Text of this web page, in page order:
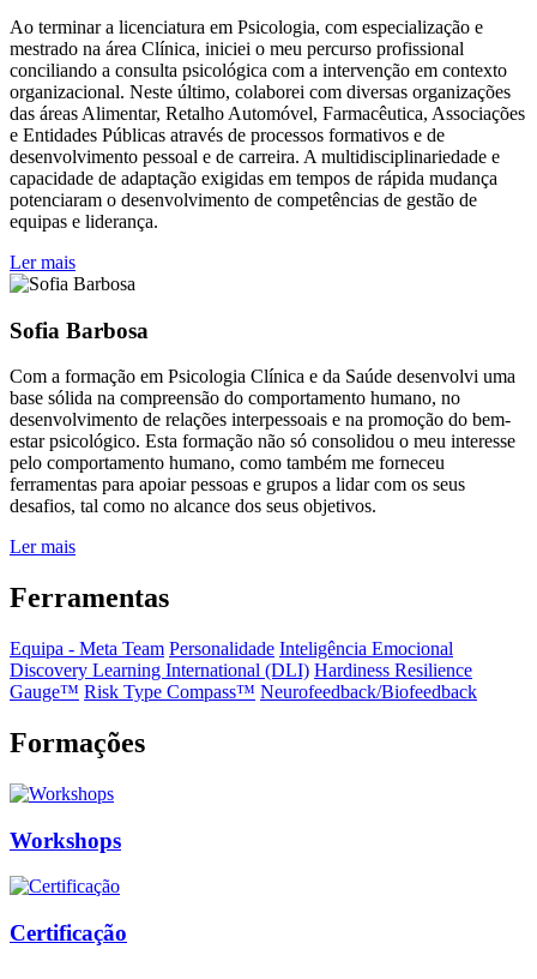
Ao terminar a licenciatura em Psicologia, com especialização e
mestrado na área Clínica, iniciei o meu percurso profissional
conciliando a consulta psicológica com a intervenção em contexto
organizacional. Neste último, colaborei com diversas organizações
das áreas Alimentar, Retalho Automóvel, Farmacêutica, Associações
e Entidades Públicas através de processos formativos e de
desenvolvimento pessoal e de carreira. A multidisciplinariedade e
capacidade de adaptação exigidas em tempos de rápida mudança
potenciaram o desenvolvimento de competências de gestão de
equipas e liderança.
Ler mais
Sofia Barbosa
Com a formação em Psicologia Clínica e da Saúde desenvolvi uma
base sólida na compreensão do comportamento humano, no
desenvolvimento de relações interpessoais e na promoção do bem-
estar psicológico. Esta formação não só consolidou o meu interesse
pelo comportamento humano, como também me forneceu
ferramentas para apoiar pessoas e grupos a lidar com os seus
desafios, tal como no alcance dos seus objetivos.
Ler mais
Ferramentas
Equipa - Meta Team Personalidade Inteligência Emocional
Discovery Learning International (DLI) Hardiness Resilience
Gauge™️ Risk Type Compass™️ Neurofeedback/Biofeedback
Formações
Workshops
Certificação